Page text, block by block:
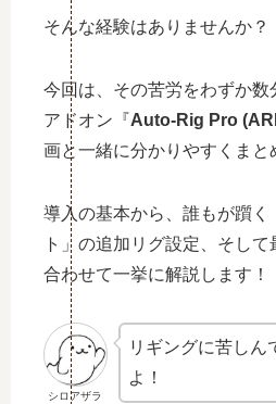
そんな経験はありませんか？
今回は、その苦労をわずか数
アドオン『Auto-Rig Pro
画と一緒に分かりやすくまと
導入の基本から、誰もが躓く
ト」の追加リグ設定、そし
合わせて一挙に解説します！
シロアザラ
リギングに苦しん
よ！